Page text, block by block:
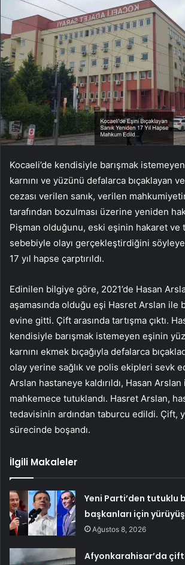
Kocaeli’de kendisiyle barışmak
karnını ve yüzünü defalarca bıçaklayan
cezası verilen sanık, verilen
tarafından bozulması üzerine yeniden
Pişman olduğunu, eski eşinin hakaret ve
sebebiyle olayı gerçekleştirdiğini
17 yıl hapse çarptırıldı.
Edinilen bilgiye göre, 2021’de Hasan
aşamasında olduğu eşi Hasret Arslan ile
evine gitti. Çift arasında tartışma çıktı.
kendisiyle barışmak istemeyen eşinin
karnını ekmek bıçağıyla defalarca
olay yerine sağlık ve polis ekipleri sevk
Arslan hastaneye kaldırıldı, Hasan Arslan
mahkemece tutuklandı. Hasret Arslan,
tedavisinin ardından taburcu edildi. Çift,
sürecinde boşandı.
İlgili Makaleler
Yeni Parti’den tutuklu
başkanları için yürüyüş
Ağustos 8, 2026
Afyonkarahisar’da